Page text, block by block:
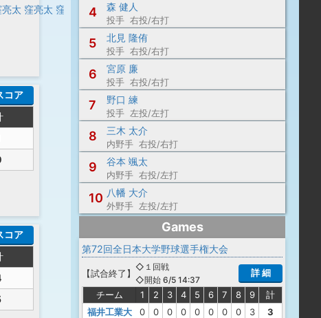
太 窪亮太 窪亮太 蓮香尚史 - 絹川浩史
コア
コア
4 森 健人
投手 右投/右打
5 北見 隆侑
投手 右投/右打
6 宮原 廉
投手 右投/右打
7 野口 練
投手 左投/左打
8 三木 太介
内野手 右投/右打
9 谷本 颯太
内野手 右投/左打
10 八幡 大介
外野手 左投/左打
Games
第72回全日本大学野球選手権大会
【試合終了 】
◇１回戦
◇開始 6/5 14:37
詳 細
チーム 1 2 3 4 5 6 7 8 9
計
福井工業大
0 0 0 0 0 0 0 0 3
3